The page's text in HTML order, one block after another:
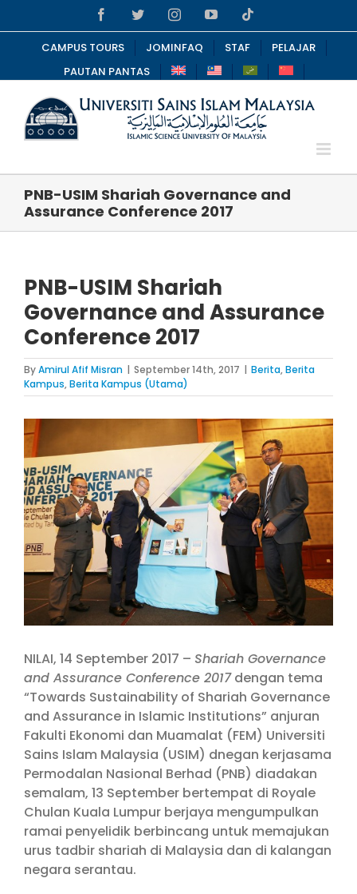
to
content
FacebookTwitterInstagramYouTube
CAMPUS TOURS JOMINFAQ STAF
PELAJAR
PAUTAN PANTAS
PNB-USIM Shariah Governance and
Assurance Conference 2017
PNB-USIM Shariah
Governance and Assurance
Conference 2017
ByAmirul Afif Misran | September 14th, 2017 | Berita,Berita
Kampus,Berita Kampus (Utama)
View
Image
NILAI, 14 September 2017 – Shariah Governance
and Assurance Conference 2017dengan tema
“Towards Sustainability of Shariah Governance
and Assurance in Islamic Institutions” anjuran
Fakulti Ekonomi dan Muamalat (FEM) Universiti
Sains Islam Malaysia (USIM) dnegan kerjasama
Permodalan Nasional Berhad (PNB) diadakan
semalam, 13 September bertempat di Royale
Chulan Kuala Lumpur berjaya mengumpulkan
ramai penyelidik berbincang untuk memajukan
urus tadbir shariah di Malaysia dan di kalangan
negara serantau.